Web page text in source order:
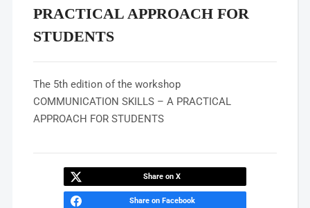
PRACTICAL APPROACH FOR
STUDENTS
The 5th edition of the workshop
COMMUNICATION SKILLS – A PRACTICAL
APPROACH FOR STUDENTS
Share on X
Share on Facebook